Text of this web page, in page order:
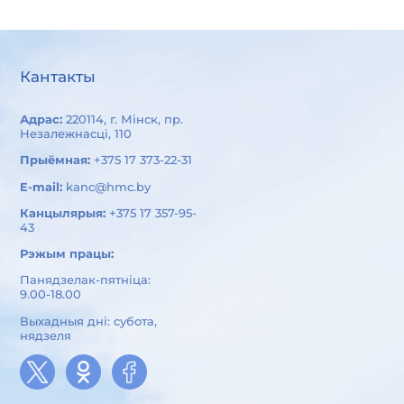
Кантакты
Адрас: 220114, г. Мінск, пр.
Незалежнасці, 110
Прыёмная: +375 17 373-22-31
E-mail: kanc@hmc.by
Канцылярыя: +375 17 357-95-
43
Рэжым працы:
Панядзелак-пятніца:
9.00-18.00
Выхадныя дні: субота,
нядзеля